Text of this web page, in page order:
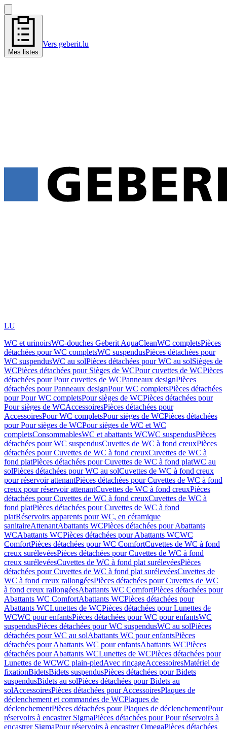
Mes listes
Vers geberit.lu
LU
WC et urinoirsWC-douches Geberit AquaCleanWC completsPièces
détachées pour WC completsWC suspendusPièces détachées pour
WC suspendusWC au solPièces détachées pour WC au solSièges de
WCPièces détachées pour Sièges de WCPour cuvettes de WCPièces
détachées pour Pour cuvettes de WCPanneaux designPièces
détachées pour Panneaux designPour WC completsPièces détachées
pour Pour WC completsPour sièges de WCPièces détachées pour
Pour sièges de WCAccessoiresPièces détachées pour
AccessoiresPour WC completsPour sièges de WCPièces détachées
pour Pour sièges de WCPour sièges de WC et WC
completsConsommablesWC et abattants WCWC suspendusPièces
détachées pour WC suspendusCuvettes de WC à fond creuxPièces
détachées pour Cuvettes de WC à fond creuxCuvettes de WC à
fond platPièces détachées pour Cuvettes de WC à fond platWC au
solPièces détachées pour WC au solCuvettes de WC à fond creux
pour réservoir attenantPièces détachées pour Cuvettes de WC à fond
creux pour réservoir attenantCuvettes de WC à fond creuxPièces
détachées pour Cuvettes de WC à fond creuxCuvettes de WC à
fond platPièces détachées pour Cuvettes de WC à fond
platRéservoirs apparents pour WC, en céramique
sanitaireAttenantAbattants WCPièces détachées pour Abattants
WCAbattants WCPièces détachées pour Abattants WCWC
ComfortPièces détachées pour WC ComfortCuvettes de WC à fond
creux surélevéesPièces détachées pour Cuvettes de WC à fond
creux surélevéesCuvettes de WC à fond plat surélevéesPièces
détachées pour Cuvettes de WC à fond plat surélevéesCuvettes de
WC à fond creux rallongéesPièces détachées pour Cuvettes de WC
à fond creux rallongéesAbattants WC ComfortPièces détachées pour
Abattants WC ComfortAbattants WCPièces détachées pour
Abattants WCLunettes de WCPièces détachées pour Lunettes de
WCWC pour enfantsPièces détachées pour WC pour enfantsWC
suspendusPièces détachées pour WC suspendusWC au solPièces
détachées pour WC au solAbattants WC pour enfantsPièces
détachées pour Abattants WC pour enfantsAbattants WCPièces
détachées pour Abattants WCLunettes de WCPièces détachées pour
Lunettes de WCWC plain-piedAvec rinçageAccessoiresMatériel de
fixationBidetsBidets suspendusPièces détachées pour Bidets
suspendusBidets au solPièces détachées pour Bidets au
solAccessoiresPièces détachées pour AccessoiresPlaques de
déclenchement et commandes de WCPlaques de
déclenchementPièces détachées pour Plaques de déclenchementPour
réservoirs à encastrer SigmaPièces détachées pour Pour réservoirs à
encastrer SigmaPour réservoirs à encastrer OmegaPièces détachées